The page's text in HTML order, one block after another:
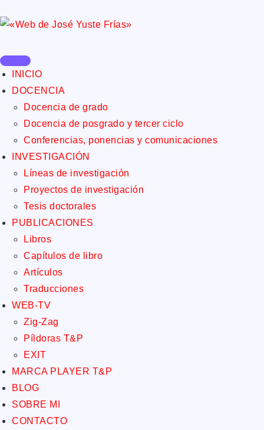
INICIO
DOCENCIA
Docencia de grado
Docencia de posgrado y tercer ciclo
Conferencias, ponencias y comunicaciones
INVESTIGACIÓN
Líneas de investigación
Proyectos de investigación
Tesis doctorales
PUBLICACIONES
Libros
Capítulos de libro
Artículos
Traducciones
WEB-TV
Zig-Zag
Píldoras T&P
EXIT
MARCA PLAYER T&P
BLOG
SOBRE MI
CONTACTO